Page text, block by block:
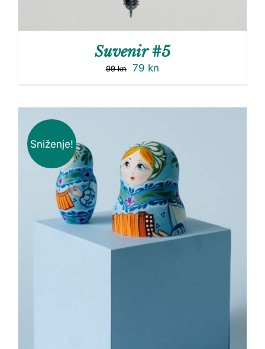
Suvenir #5
99kn 79 kn
Sniženje!